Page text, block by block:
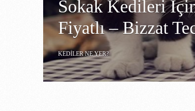
Sokak Kedileri
Fiyatlı – Bizzat
KEDILER NE YER?